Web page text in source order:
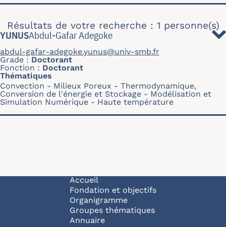
Résultats de votre recherche : 1 personne(s)
YUNUSAbdul-Gafar Adegoke
abdul-gafar-adegoke.yunus@univ-smb.fr
Grade
Doctorant
Fonction
Doctorant
Thématiques
Convection
Milieux Poreux
Thermodynamique,
Conversion de l'énergie et Stockage
Modélisation et
Simulation Numérique
Haute température
Navigation principale
Accueil
Fondation et objectifs
Organigramme
Groupes thématiques
Annuaire